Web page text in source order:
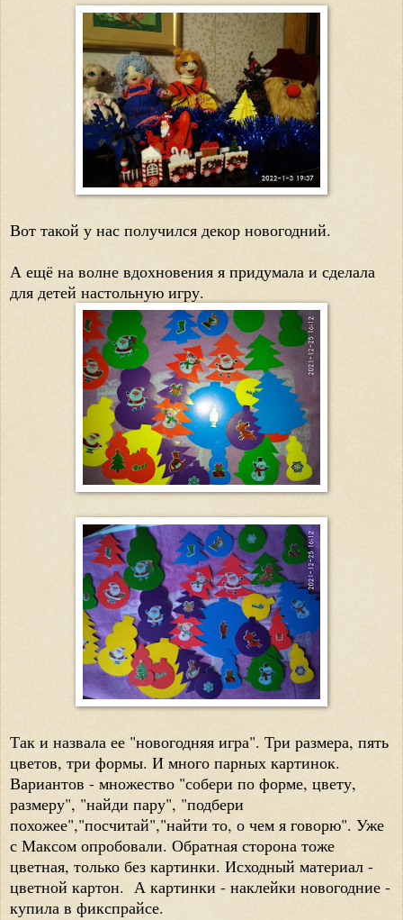
Вот такой у нас получился декор новогодний.
А ещё на волне вдохновения я придумала и сделала
для детей настольную игру.
Так и назвала ее "новогодняя игра". Три размера, пять
цветов, три формы. И много парных картинок.
Вариантов - множество "собери по форме, цвету,
размеру", "найди пару", "подбери
похожее","посчитай","найти то, о чем я говорю". Уже
с Максом опробовали. Обратная сторона тоже
цветная, только без картинки. Исходный материал -
цветной картон. А картинки - наклейки новогодние -
купила в фикспрайсе.